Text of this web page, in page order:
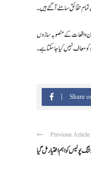
سکتا اور ان واقعات کے منصوبہ سازوں
معاف نہیں کیا جاسکتا ہے ۔
Share
Previous Article
پولیس کو اہم اختیار مل گیا